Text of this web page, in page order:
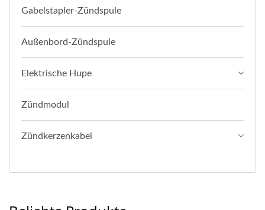
Gabelstapler-Zündspule
Außenbord-Zündspule
Elektrische Hupe
Zündmodul
Zündkerzenkabel